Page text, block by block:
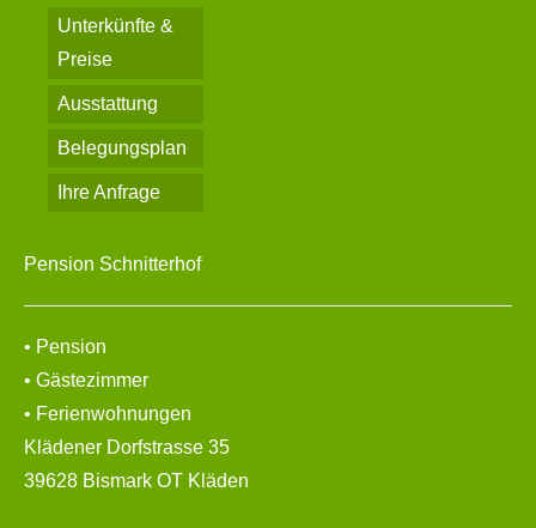
Unterkünfte &
Preise
Ausstattung
Belegungsplan
Ihre Anfrage
Pension Schnitterhof
• Pension
• Gästezimmer
• Ferienwohnungen
Klädener Dorfstrasse 35
39628 Bismark OT Kläden